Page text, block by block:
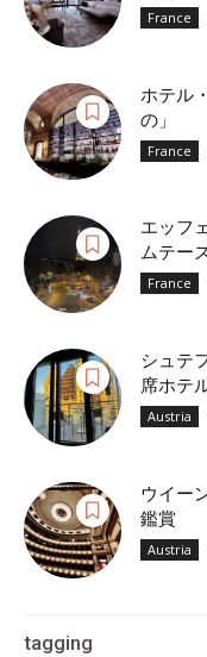
France
ホテル
の」
France
エッフ
ムテーズ
France
シュテ
席ホテ
Austria
ウイー
鑑賞
Austria
tagging